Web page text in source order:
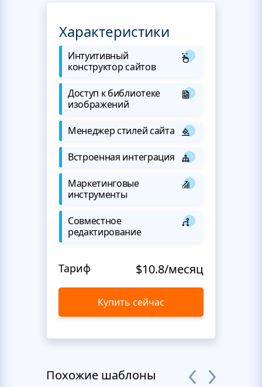
Характеристики
Интуитивный
конструктор сайтов
Доступ к библиотеке
изображений
Менеджер стилей сайта
Встроенная интеграция
Маркетинговые
инструменты
Совместное
редактирование
Тариф $10.8/месяц
Купить сейчас
Похожие шаблоны